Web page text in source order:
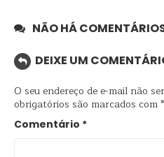
NÃO HÁ
DEIXE UM
O seu endereço de e-mail não
obrigatórios são marcados com*
Comentário *